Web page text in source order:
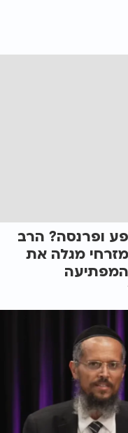
ופרנסה? הרב
מגלה את